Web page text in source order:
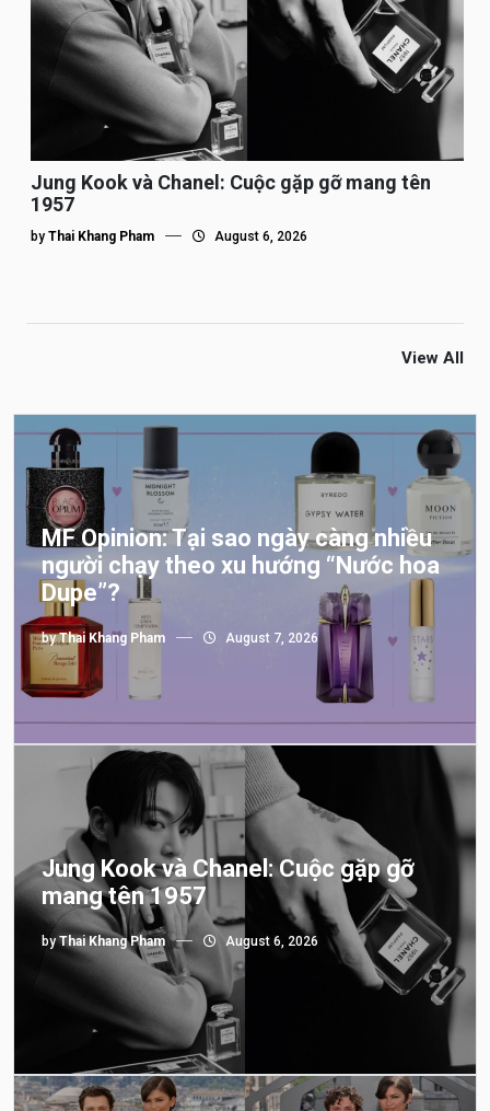
Jung Kook và Chanel: Cuộc gặp gỡ mang tên
1957
by Thai Khang Pham August 6, 2026
View All
MF Opinion: Tại sao ngày càng nhiều
người chạy theo xu hướng “Nước hoa
Dupe”?
byThai Khang Pham August 7, 2026
Jung Kook và Chanel: Cuộc gặp gỡ
mang tên 1957
byThai Khang Pham August 6, 2026